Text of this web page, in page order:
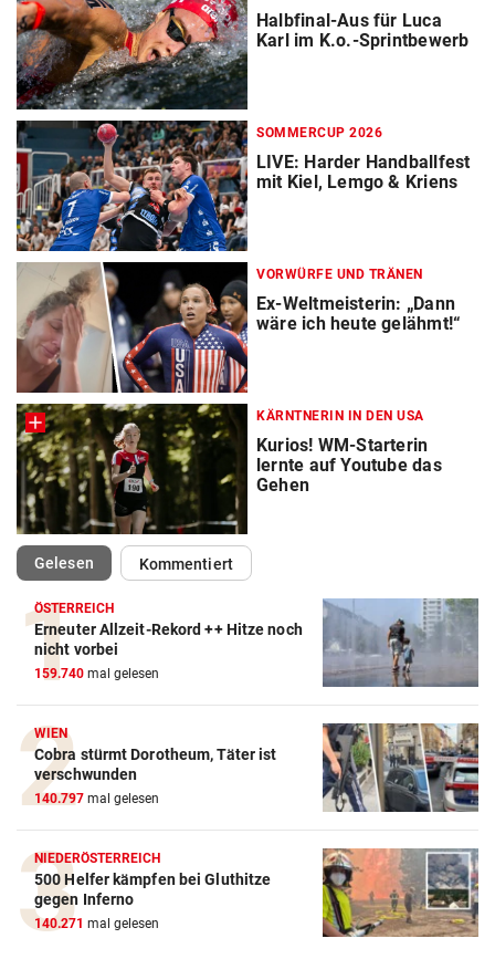
Halbfinal-Aus für Luca
Karl im K.o.-Sprintbewerb
SOMMERCUP 2026
LIVE: Harder Handballfest
mit Kiel, Lemgo & Kriens
VORWÜRFE UND TRÄNEN
Ex-Weltmeisterin: „Dann
wäre ich heute gelähmt!“
KÄRNTNERIN IN DEN USA
Kurios! WM-Starterin
lernte auf Youtube das
Gehen
Gelesen(ausgewählt)Kommentiert
ÖSTERREICH
Erneuter Allzeit-Rekord ++ Hitze noch
nicht vorbei
159.740 mal gelesen
WIEN
Cobra stürmt Dorotheum, Täter ist
verschwunden
140.797 mal gelesen
NIEDERÖSTERREICH
500 Helfer kämpfen bei Gluthitze
gegen Inferno
140.271 mal gelesen
Action-Cam Vergleich
ZUM VERGLEICH